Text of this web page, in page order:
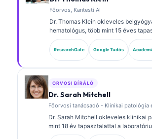
Főorvos, Kantesti AI
Dr. Thomas Klein okleveles
hematológus, több mint 15 éves
laboratóriumi orvoslás és az AI-
elemzés területén. A Kantesti AI
(Chief Medical Officer) biztosítja a
értelmezésről és laboratóriumi
laboratóriumi orvostudományi
ResearchGate Google Tudós
ORVOSI BÍRÁLÓ
Dr. Sarah Mitchell
Főorvosi tanácsadó - Klinikai patológia
Dr. Sarah Mitchell okleveles klinikai
mint 18 év tapasztalattal a
orvostudomány és a diagnosztikai